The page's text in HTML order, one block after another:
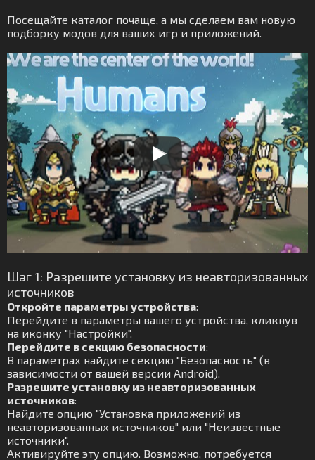
Посещайте каталог почаще, а мы сделаем вам новую
подборку модов для ваших игр и приложений.
Шаг 1: Разрешите установку из неавторизованных
источников
Откройте параметры устройства:
Перейдите в параметры вашего устройства, кликнув
на иконку "Настройки".
Перейдите в секцию безопасности:
В параметрах найдите секцию "Безопасность" (в
зависимости от вашей версии Android).
Разрешите установку из неавторизованных
источников:
Найдите опцию "Установка приложений из
неавторизованных источников" или "Неизвестные
источники".
Активируйте эту опцию. Возможно, потребуется